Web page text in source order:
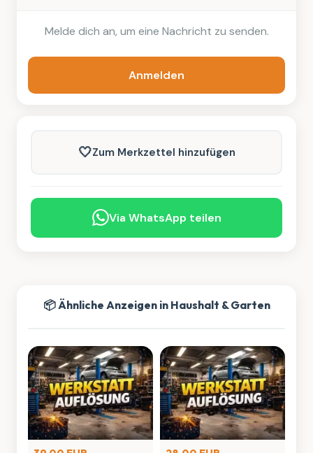
Melde dich an, um eine Nachricht zu senden.
Anmelden
🤍Zum Merkzettel hinzufügen
Via WhatsApp teilen
📦 Ähnliche Anzeigen in Haushalt & Garten